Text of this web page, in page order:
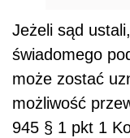
Jeżeli sąd
świadomego
może zostać
możliwość
945 § 1 pkt 1